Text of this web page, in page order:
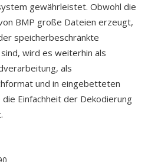
gewährleistet. Obwohl die
BMP große Dateien erzeugt,
speicherbeschränkte
wird es weiterhin als
als
und in eingebetteten
Einfachheit der Dekodierung